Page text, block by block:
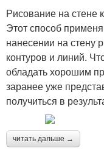
Рисование на стене
Этот способ
нанесении на стену
контуров и линий.
обладать хорошим
заранее уже
получиться в
читать дальше →